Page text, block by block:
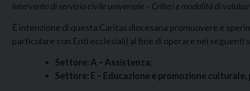
intervento di servizio civile universale – Criteri e modalità di
È intenzione di questa Caritas diocesana promuovere e
particolare con Enti ecclesiali) al fine di operare nei seguenti
Settore: A – Assistenza;
Settore: E – Educazione e promozione